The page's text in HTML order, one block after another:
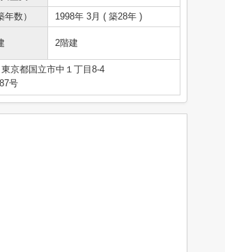
数） 1998年 3月 ( 築28年 )
2階建
東京都国立市中１丁目8-4
号